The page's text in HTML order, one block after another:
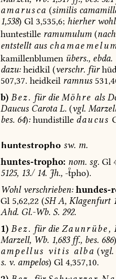
amarusca (similis
1,538) Gl3,535,6; hierherwohl
huntestille ramumulum(nach
entstelltaus
kamillenblumen übers., ebda.
dazu:heidkil(verschr.für
507,37. heidkeil ramnus
b) Bez. fürdie Möhre als
Daucus CarotaL.(vgl.
bes.64):hundistille daucus
huntestropho sw. m.
huntes-tropho: nom.sg.Gl
5125,13./ 14.Jh.,-pho).
Wohlverschrieben: hundes-
Gl5,62,22 (SHA,Klagenfurt
Ahd.Gl.-Wb.S.292.
1) Bez. fürdie Zaunrübe,
Marzell, Wb.1,683ff.,bes.686)
ampellus vitis alba (vgl.
s.v.ampelos) Gl4,357,10.